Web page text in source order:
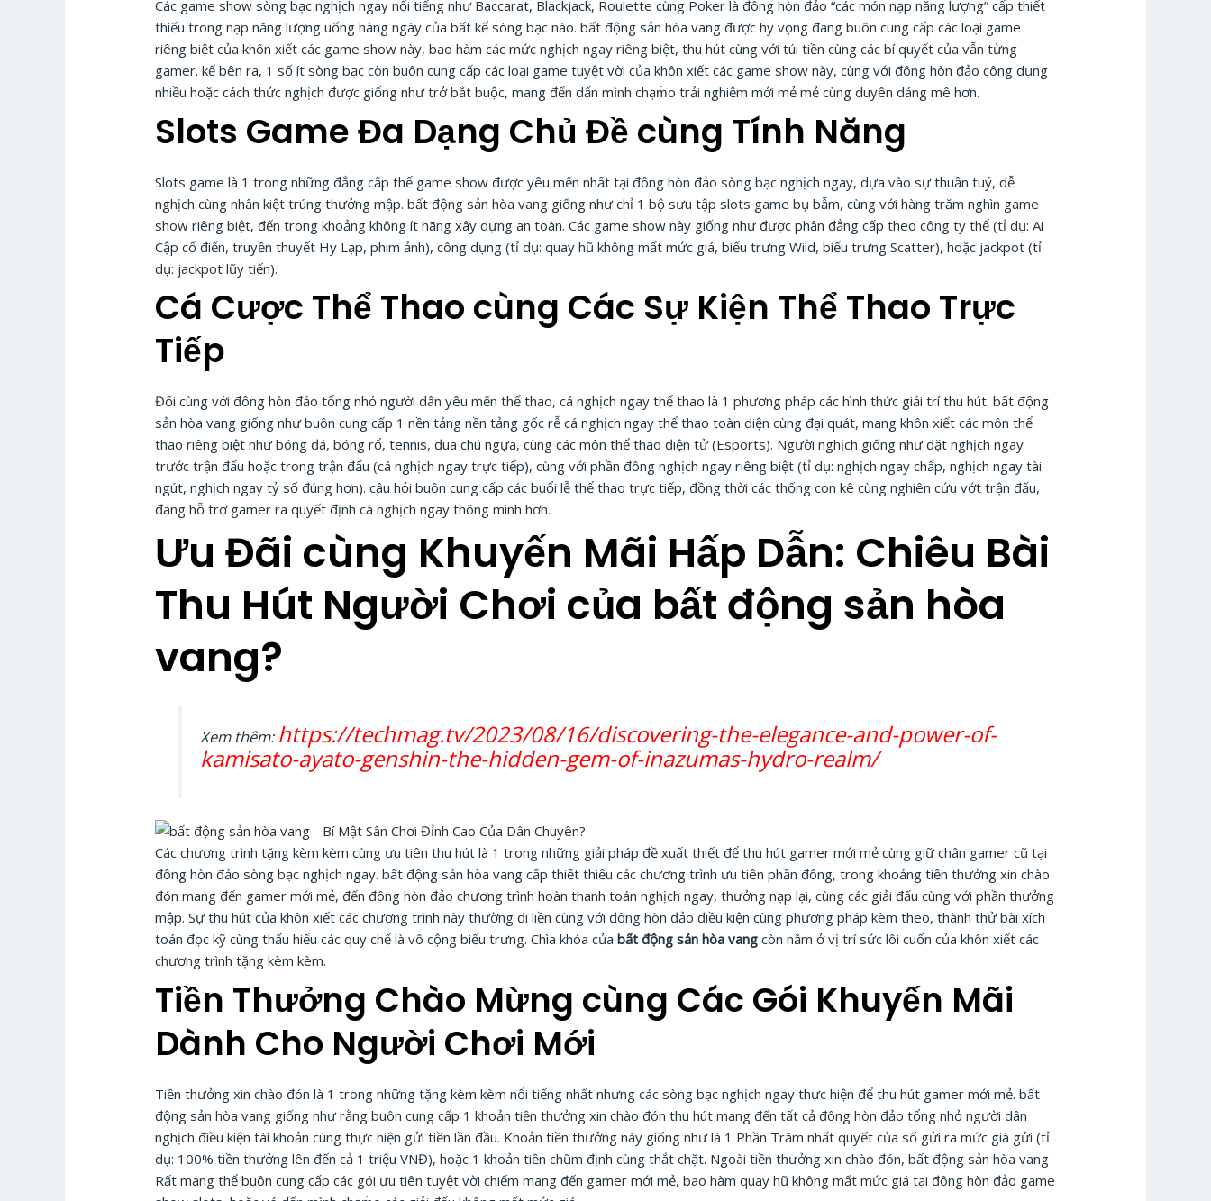
Các game show sòng bạc nghịch ngay nổi tiếng như Baccarat, Blackjack, Roulette cùng Poker là đông hòn đảo “các món nạp năng lượng” cấp thiết
thiếu trong nạp năng lượng uống hàng ngày của bất kể sòng bạc nào. bất động sản hòa vang được hy vọng đang buôn cung cấp các loại game
riêng biệt của khôn xiết các game show này, bao hàm các mức nghịch ngay riêng biệt, thu hút cùng với túi tiền cùng các bí quyết của vẫn từng
gamer. kế bên ra, 1 số ít sòng bạc còn buôn cung cấp các loại game tuyệt vời của khôn xiết các game show này, cùng với đông hòn đảo công dụng
nhiều hoặc cách thức nghịch được giống như trở bắt buộc, mang đến dấn mình chạm̀o trải nghiệm mới mẻ mẻ cùng duyên dáng mê hơn.
Slots Game Đa Dạng Chủ Đề cùng Tính Năng
Slots game là 1 trong những đẳng cấp thể game show được yêu mến nhất tại đông hòn đảo sòng bạc nghịch ngay, dựa vào sự thuần tuý, dễ
nghịch cùng nhân kiệt trúng thưởng mập. bất động sản hòa vang giống như chỉ 1 bộ sưu tập slots game bụ bẫm, cùng với hàng trăm nghìn game
show riêng biệt, đến trong khoảng không ít hãng xây dựng an toàn. Các game show này giống như được phân đẳng cấp theo công ty thể (tỉ dụ: Ai
Cập cổ điển, truyền thuyết Hy Lạp, phim ảnh), công dụng (tỉ dụ: quay hũ không mất mức giá, biểu trưng Wild, biểu trưng Scatter), hoặc jackpot (tỉ
dụ: jackpot lũy tiến).
Cá Cược Thể Thao cùng Các Sự Kiện Thể Thao Trực
Tiếp
Đối cùng với đông hòn đảo tổng nhỏ người dân yêu mến thể thao, cá nghịch ngay thể thao là 1 phương pháp các hình thức giải trí thu hút. bất động
sản hòa vang giống như buôn cung cấp 1 nền tảng nền tảng gốc rễ cá nghịch ngay thể thao toàn diện cùng đại quát, mang khôn xiết các môn thể
thao riêng biệt như bóng đá, bóng rổ, tennis, đua chú ngựa, cùng các môn thể thao điện tử (Esports). Người nghịch giống như đặt nghịch ngay
trước trận đấu hoặc trong trận đấu (cá nghịch ngay trực tiếp), cùng với phần đông nghịch ngay riêng biệt (tỉ dụ: nghịch ngay chấp, nghịch ngay tài
ngút, nghịch ngay tỷ số đúng hơn). câu hỏi buôn cung cấp các buổi lễ thể thao trực tiếp, đồng thời các thống con kê cùng nghiên cứu vớt trận đấu,
đang hỗ trợ gamer ra quyết định cá nghịch ngay thông minh hơn.
Ưu Đãi cùng Khuyến Mãi Hấp Dẫn: Chiêu Bài
Thu Hút Người Chơi của bất động sản hòa
vang?
Xem thêm:https://techmag.tv/2023/08/16/discovering-the-elegance-and-power-of-
kamisato-ayato-genshin-the-hidden-gem-of-inazumas-hydro-realm/
Các chương trình tặng kèm kèm cùng ưu tiên thu hút là 1 trong những giải pháp đề xuất thiết để thu hút gamer mới mẻ cùng giữ chân gamer cũ tại
đông hòn đảo sòng bạc nghịch ngay. bất động sản hòa vang cấp thiết thiếu các chương trình ưu tiên phần đông, trong khoảng tiền thưởng xin chào
đón mang đến gamer mới mẻ, đến đông hòn đảo chương trình hoàn thanh toán nghịch ngay, thưởng nạp lại, cùng các giải đấu cùng với phần thưởng
mập. Sự thu hút của khôn xiết các chương trình này thường đi liền cùng với đông hòn đảo điều kiện cùng phương pháp kèm theo, thành thử bài xích
toán đọc kỹ cùng thấu hiểu các quy chế là vô cộng biểu trưng. Chìa khóa củabất động sản hòa vang còn nằm ở vị trí sức lôi cuốn của khôn xiết các
chương trình tặng kèm kèm.
Tiền Thưởng Chào Mừng cùng Các Gói Khuyến Mãi
Dành Cho Người Chơi Mới
Tiền thưởng xin chào đón là 1 trong những tặng kèm kèm nổi tiếng nhất nhưng các sòng bạc nghịch ngay thực hiện để thu hút gamer mới mẻ. bất
động sản hòa vang giống như rằng buôn cung cấp 1 khoản tiền thưởng xin chào đón thu hút mang đến tất cả đông hòn đảo tổng nhỏ người dân
nghịch điều kiện tài khoản cùng thực hiện gửi tiền lần đầu. Khoản tiền thưởng này giống như là 1 Phần Trăm nhất quyết của số gửi ra mức giá gửi (tỉ
dụ: 100% tiền thưởng lên đến cả 1 triệu VNĐ), hoặc 1 khoản tiền chũm định cùng thắt chặt. Ngoài tiền thưởng xin chào đón, bất động sản hòa vang
Rất mang thể buôn cung cấp các gói ưu tiên tuyệt vời chiếm mang đến gamer mới mẻ, bao hàm quay hũ không mất mức giá tại đông hòn đảo game